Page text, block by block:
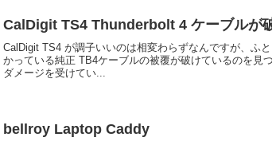
CalDigit TS4 Thunderbolt 4 ケーブルが
CalDigit TS4 が調子いいのは相変わらずなんですが、ふ
かっている純正 TB4ケーブルの被覆が破けているのを見
ダメージを受けてい...
bellroy Laptop Caddy